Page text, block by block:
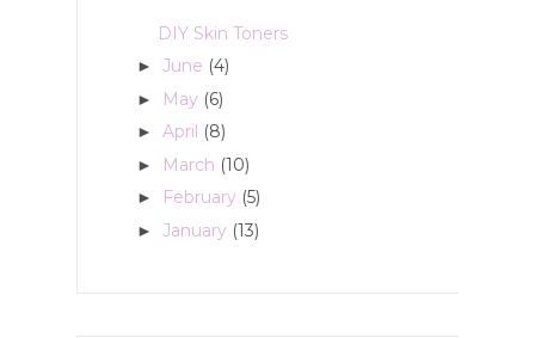
DIY Skin Toners
► June (4)
► May (6)
► April (8)
► March (10)
► February (5)
► January (13)